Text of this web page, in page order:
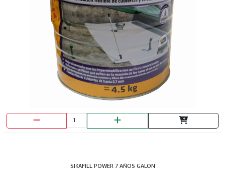
SIKAFILL POWER 7 AÑOS GALON